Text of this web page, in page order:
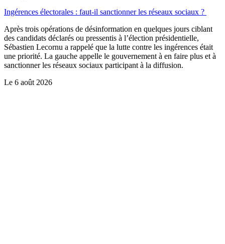
Ingérences électorales : faut-il sanctionner les réseaux sociaux ?
Après trois opérations de désinformation en quelques jours ciblant
des candidats déclarés ou pressentis à l’élection présidentielle,
Sébastien Lecornu a rappelé que la lutte contre les ingérences était
une priorité. La gauche appelle le gouvernement à en faire plus et à
sanctionner les réseaux sociaux participant à la diffusion.
Le 6 août 2026